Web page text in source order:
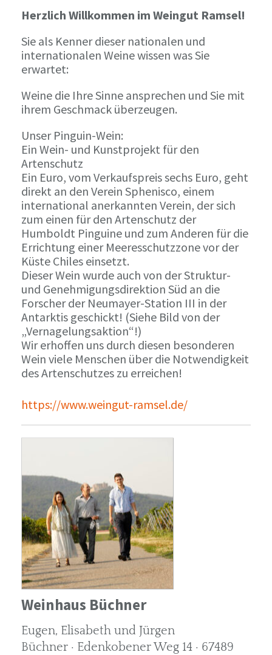
Herzlich Willkommen im Weingut Ramsel!
Sie als Kenner dieser nationalen und
internationalen Weine wissen was Sie
erwartet:
Weine die Ihre Sinne ansprechen und Sie mit
ihrem Geschmack überzeugen.
Unser Pinguin-Wein:
Ein Wein- und Kunstprojekt für den
Artenschutz
Ein Euro, vom Verkaufspreis sechs Euro, geht
direkt an den Verein Sphenisco, einem
international anerkannten Verein, der sich
zum einen für den Artenschutz der
Humboldt Pinguine und zum Anderen für die
Errichtung einer Meeresschutzzone vor der
Küste Chiles einsetzt.
Dieser Wein wurde auch von der Struktur-
und Genehmigungsdirektion Süd an die
Forscher der Neumayer-Station III in der
Antarktis geschickt! (Siehe Bild von der
„Vernagelungsaktion“!)
Wir erhoffen uns durch diesen besonderen
Wein viele Menschen über die Notwendigkeit
des Artenschutzes zu erreichen!
https://www.weingut-ramsel.de/
Weinhaus Büchner
Eugen, Elisabeth und Jürgen
Büchner · Edenkobener Weg 14 · 67489